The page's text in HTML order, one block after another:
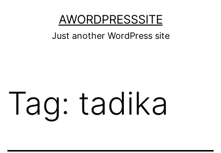
AWORDPRESSSITE
Just another WordPress site
Tag: tadika